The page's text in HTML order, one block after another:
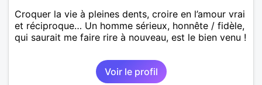
Croquer la vie à pleines dents, croire en l’amour vrai
et réciproque… Un homme sérieux, honnête / fidèle,
qui saurait me faire rire à nouveau, est le bien venu !
Voir le profil